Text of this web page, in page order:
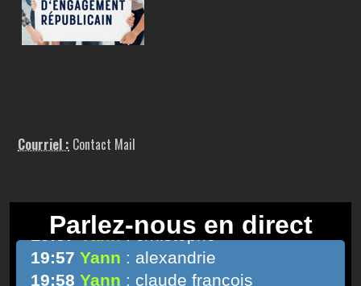
Courriel : Contact Mail